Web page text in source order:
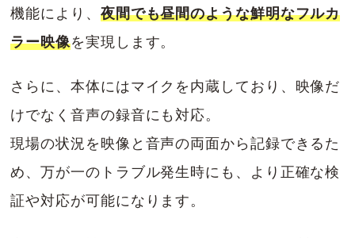
機能により、 夜間でも昼間のような鮮明なフルカ
ラー映像を実現します。
さらに、本体にはマイクを内蔵しており、映像だ
けでなく音声の録音にも対応。
現場の状況を映像と音声の両面から記録できるた
め、万が一のトラブル発生時にも、より正確な検
証や対応が可能になります。